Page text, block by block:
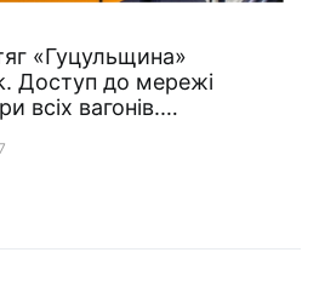
«Гуцульщина»
Доступ до мережі
всіх вагонів.…